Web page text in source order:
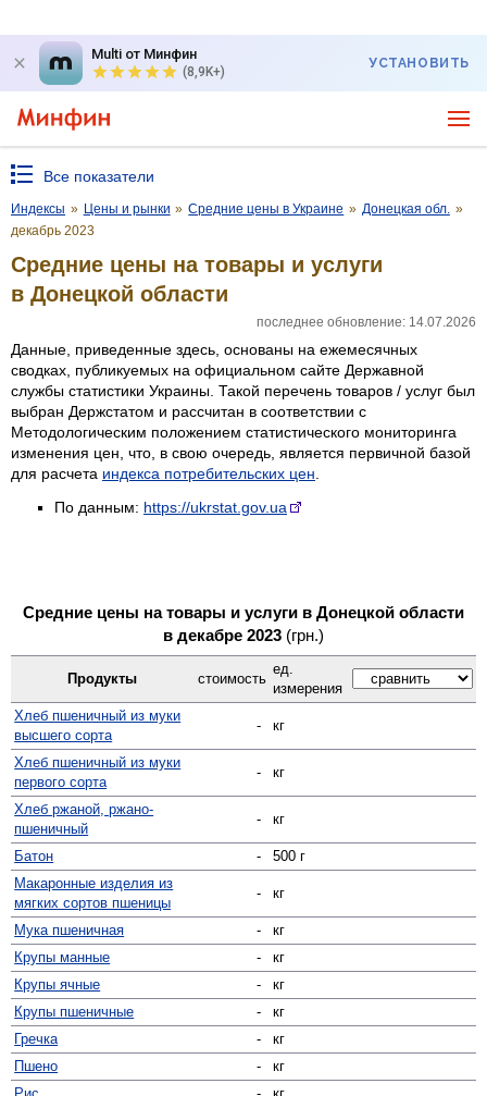
Multi от Минфин
(8,9K+)
УСТАНОВИТЬ
Все показатели
Индексы » Цены и рынки » Средние цены в Украине » Донецкая обл. »
декабрь 2023
Средние цены на товары и услуги
в Донецкой области
последнее обновление: 14.07.2026
Данные, приведенные здесь, основаны на ежемесячных
сводках, публикуемых на официальном сайте Державной
службы статистики Украины. Такой перечень товаров / услуг был
выбран Держстатом и рассчитан в соответствии с
Методологическим положением статистического мониторинга
изменения цен, что, в свою очередь, является первичной базой
для расчета индекса потребительских цен
По данным: https://ukrstat.gov.ua
Средние цены на товары и услуги в Донецкой области
в декабре 2023 (грн.)
Продукты стоимость
ед.
измерения
Хлеб пшеничный из муки
высшего сорта
- кг
Хлеб пшеничный из муки
первого сорта
- кг
Хлеб ржаной, ржано-
пшеничный
- кг
Батон -
500 г
Макаронные изделия из
мягких сортов пшеницы
- кг
Мука пшеничная -
кг
Крупы манные
-
кг
Крупы ячные
-
кг
Крупы пшеничные
-
кг
Гречка
-
кг
Пшено
-
кг